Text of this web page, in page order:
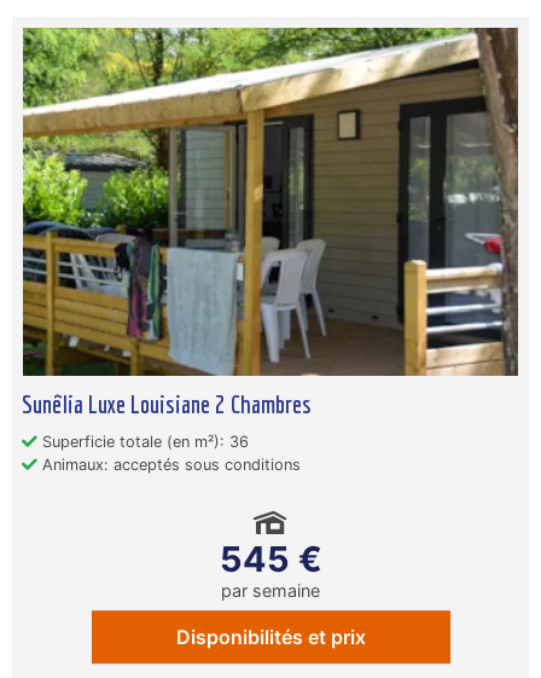
Sunêlia Luxe Louisiane 2 Chambres
Superficie totale (en m²): 36
Animaux: acceptés sous conditions
545 €
par semaine
Disponibilités et prix